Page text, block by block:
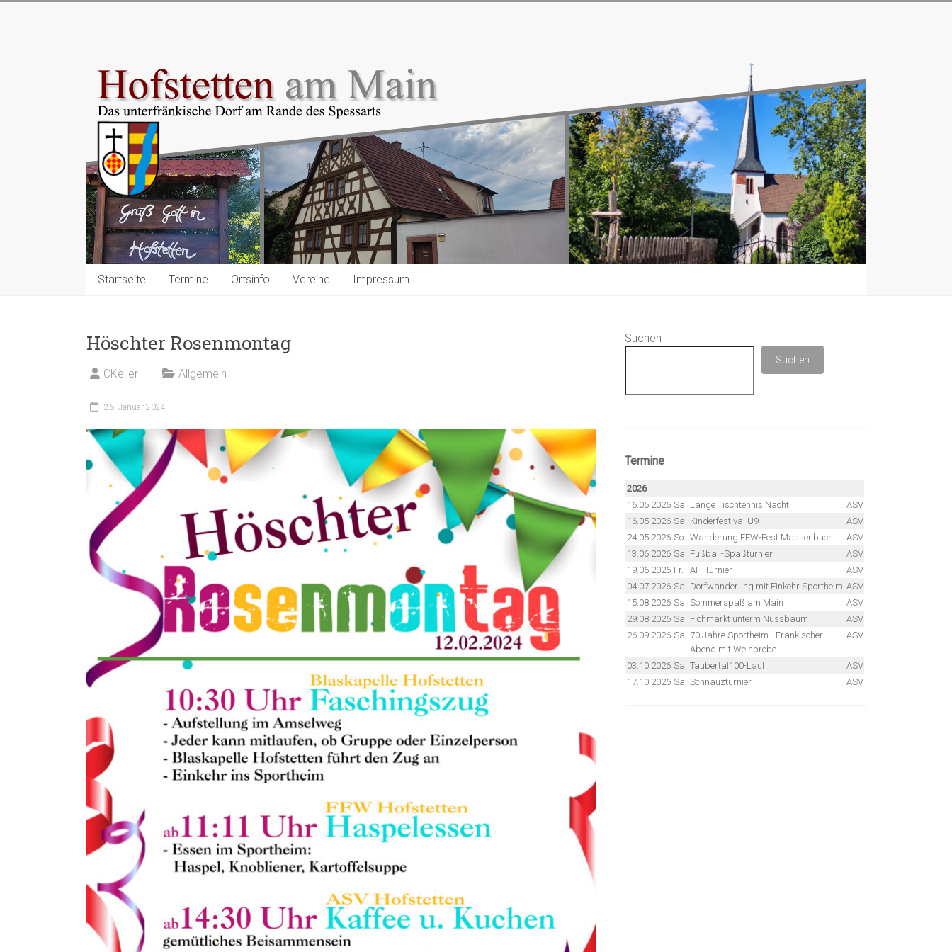
am
Main
Das
unterfränkische
Dorf
am
Rande
des
Spessarts
Startseite Termine Ortsinfo Vereine Impressum
Höschter Rosenmontag
CKeller Allgemein
26. Januar 2024
Suchen
Suchen
Termine
2026
16.05.2026 Sa. Lange Tischtennis Nacht
ASV
16.05.2026 Sa. Kinderfestival U9
ASV
24.05.2026 So. Wanderung FFW-Fest Massenbuch
ASV
13.06.2026 Sa. Fußball-Spaßturnier
ASV
19.06.2026 Fr. AH-Turnier
ASV
04.07.2026 Sa. Dorfwanderung mit Einkehr Sportheim ASV
15.08.2026 Sa. Sommerspaß am Main
ASV
29.08.2026 Sa Flohmarkt unterm Nussbaum
ASV
26.09.2026 Sa. 70 Jahre Sportheim - Fränkischer
Abend mit Weinprobe
ASV
03.10.2026 Sa. Taubertal100-Lauf
ASV
17.10.2026 Sa Schnauzturnier ASV